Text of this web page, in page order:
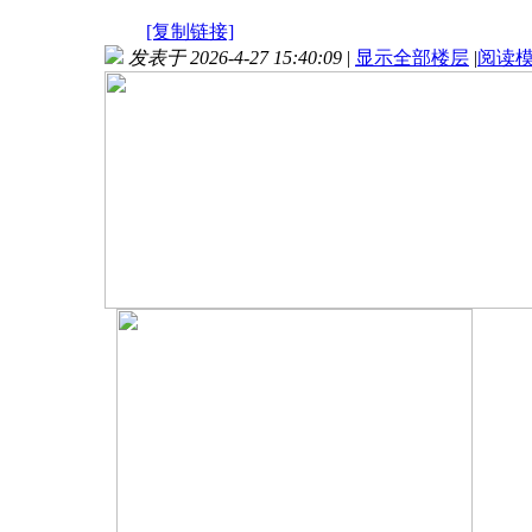
[复制链接]
发表于 2026-4-27 15:40:09 | 显示全部楼层 |阅读